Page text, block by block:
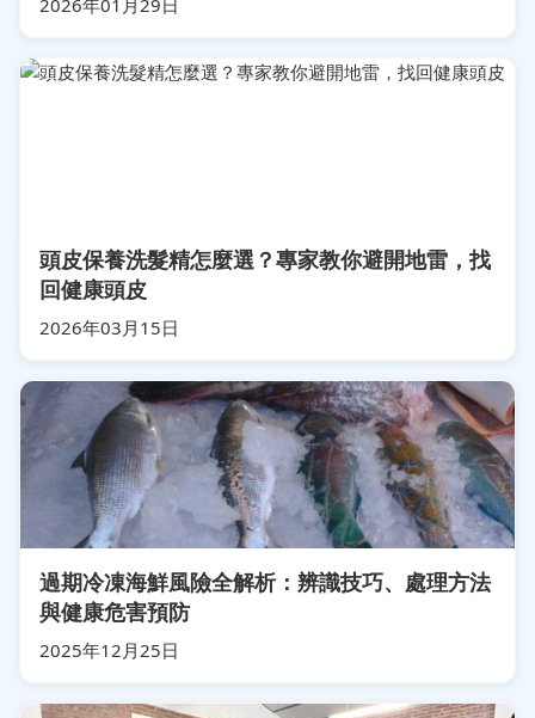
2026年01月29日
頭皮保養洗髮精怎麼選？專家教你避開地雷，找
回健康頭皮
2026年03月15日
過期冷凍海鮮風險全解析：辨識技巧、處理方法
與健康危害預防
2025年12月25日